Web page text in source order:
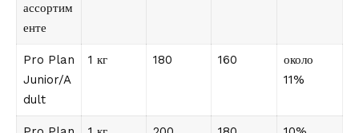
ассортим
енте
Pro Plan
Junior/A
dult
1 кг 180 160
около
11%